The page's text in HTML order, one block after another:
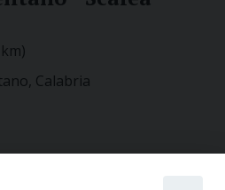
Calabria